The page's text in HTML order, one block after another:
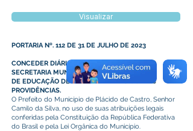
Visualizar
PORTARIA Nº. 112 DE 31 DE JULHO DE 2023
CONCEDER DIÁRIAS A NUTRICIONISTA DA
SECRETARIA MUNICIPA
DE EDUCAÇÃO DESTE PODER E DAS OUTRAS
PROVIDÊNCIAS.
O Prefeito do Município de Plácido de Castro, Senhor
Camilo da Silva, no uso de suas atribuições legais
conferidas pela Constituição da República Federativa
do Brasil e pela Lei Orgânica do Município.